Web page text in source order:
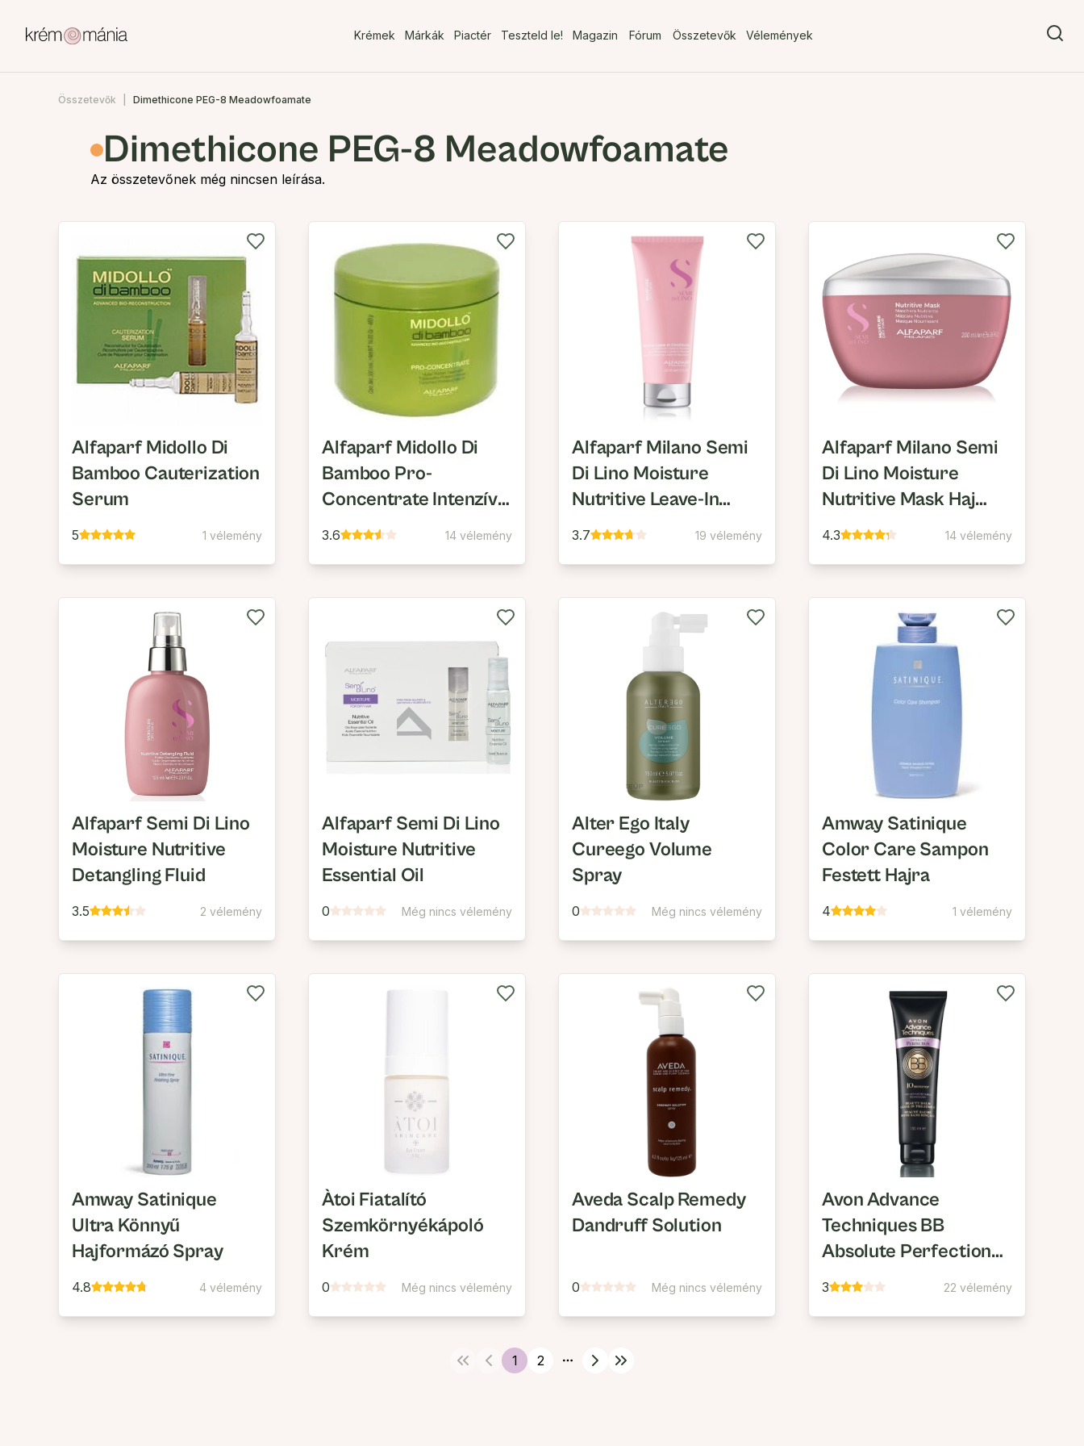
Krémek Márkák Piactér Teszteld le! Magazin Fórum Összetevők Vélemények
Összetevők Dimethicone PEG-8 Meadowfoamate
Dimethicone PEG-8 Meadowfoamate
Az összetevőnek még nincsen leírása.
Alfaparf Midollo Di
Bamboo Cauterization
Serum
5 1 vélemény
Alfaparf Midollo Di
Bamboo Pro-
Concentrate Intenzív
Protein Pakolás
3.6 14 vélemény
Alfaparf Milano Semi
Di Lino Moisture
Nutritive Leave-In
Conditioner
3.7 19 vélemény
Alfaparf Milano Semi
Di Lino Moisture
Nutritive Mask Haj
Maszk Száraz Hajra
4.3 14 vélemény
Alfaparf Semi Di Lino
Moisture Nutritive
Detangling Fluid
3.5 2 vélemény
Alfaparf Semi Di Lino
Moisture Nutritive
Essential Oil
0 Még nincs vélemény
Alter Ego Italy
Cureego Volume
Spray
0 Még nincs vélemény
Amway Satinique
Color Care Sampon
Festett Hajra
4 1 vélemény
Amway Satinique
Ultra Könnyű
Hajformázó Spray
4.8 4 vélemény
Àtoi Fiatalító
Szemkörnyékápoló
Krém
0 Még nincs vélemény
Aveda Scalp Remedy
Dandruff Solution
0 Még nincs vélemény
Avon Advance
Techniques BB
Absolute Perfection
Öblítést Nem Igénylő
3 22 vélemény
1 2
More pages